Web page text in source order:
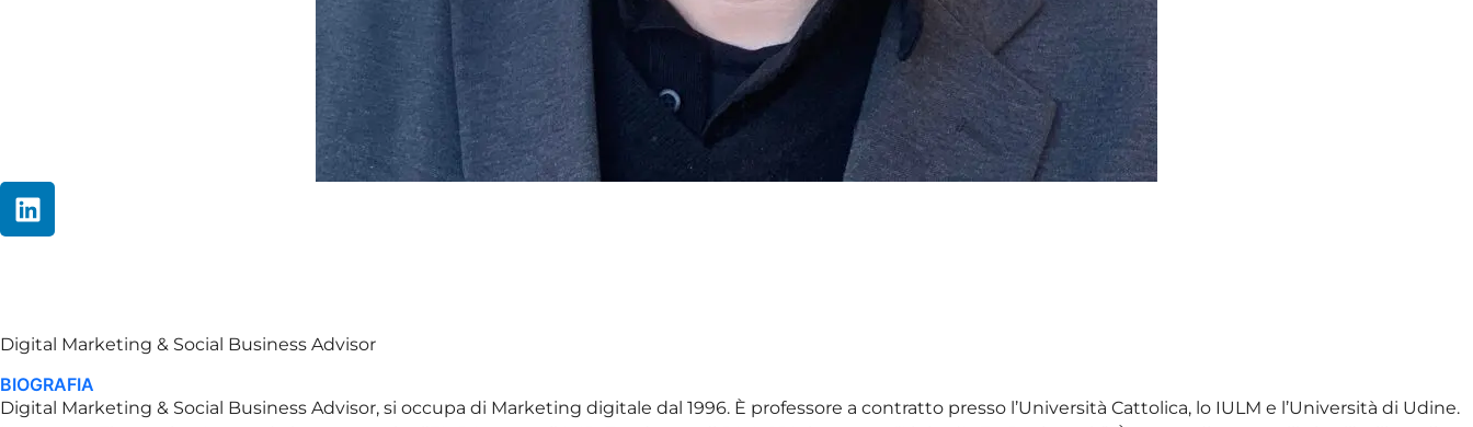
Digital Marketing & Social Business Advisor
BIOGRAFIA
Digital Marketing & Social Business Advisor, si occupa di Marketing digitale dal 1996. È professore a contratto presso l’Università Cattolica, lo IULM e l’Università di Udine.